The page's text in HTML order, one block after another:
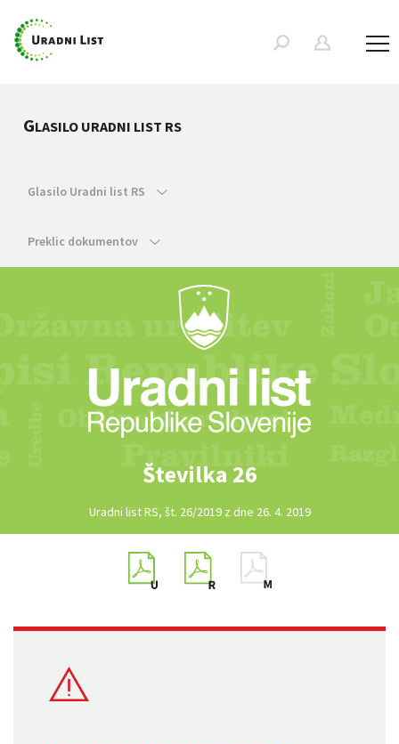
GLASILO URADNI LIST RS
Glasilo Uradni list RS
Preklic dokumentov
Številka 26
Uradni list RS, št. 26/2019 z dne 26. 4. 2019